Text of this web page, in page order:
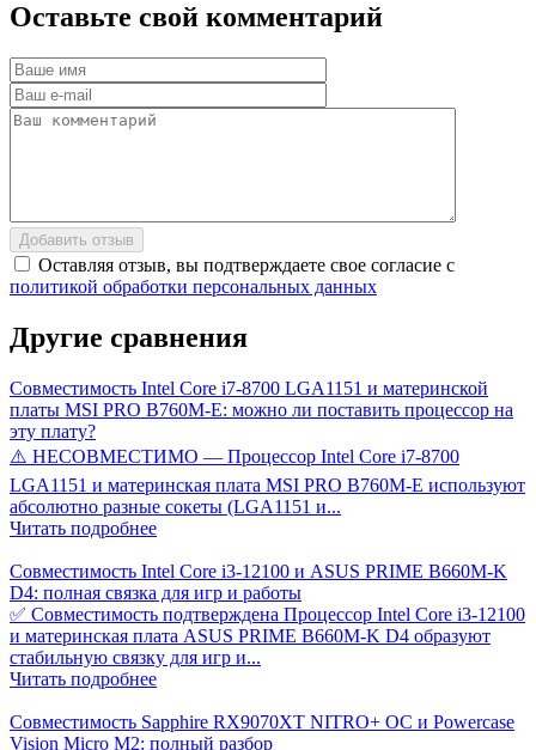
Оставьте свой комментарий
Добавить отзыв
Оставляя отзыв, вы подтверждаете свое согласие с
политикой обработки персональных данных
Другие сравнения
Совместимость Intel Core i7-8700 LGA1151 и материнской
платы MSI PRO B760M-E: можно ли поставить процессор на
эту плату?
⚠️ НЕСОВМЕСТИМО — Процессор Intel Core i7-8700
LGA1151 и материнская плата MSI PRO B760M-E используют
абсолютно разные сокеты (LGA1151 и...
Читать подробнее
Совместимость Intel Core i3-12100 и ASUS PRIME B660M-K
D4: полная связка для игр и работы
✅ Совместимость подтверждена Процессор Intel Core i3-12100
и материнская плата ASUS PRIME B660M-K D4 образуют
стабильную связку для игр и...
Читать подробнее
Совместимость Sapphire RX9070XT NITRO+ OC и Powercase
Vision Micro M2: полный разбор